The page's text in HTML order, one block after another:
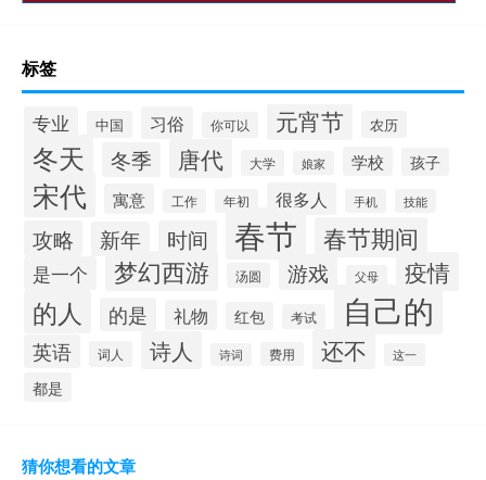
标签
专业 中国 习俗 你可以 元宵节 农历
冬天 冬季 唐代 大学 娘家 学校 孩子
宋代 寓意 工作 年初 很多人 手机 技能
攻略 新年 时间 春节 春节期间
是一个 梦幻西游 汤圆 游戏 父母 疫情
的人 的是 礼物 红包 考试 自己的
英语 词人 诗人 诗词 费用 还不 这一
都是
猜你想看的文章